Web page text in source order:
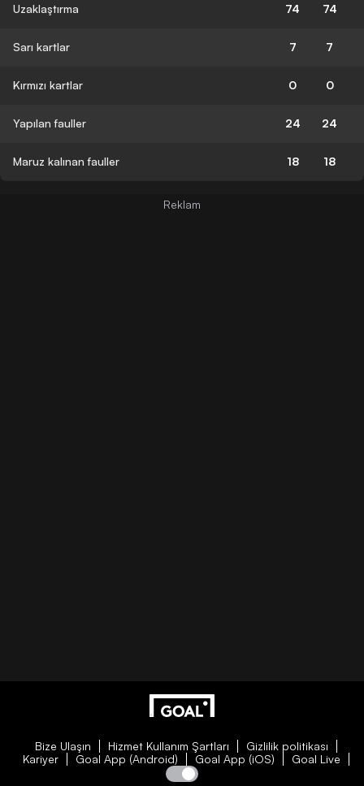
Uzaklaştırma 74 74
Sarı kartlar 7 7
Kırmızı kartlar 0 0
Yapılan fauller 24 24
Maruz kalınan fauller 18 18
Bize Ulaşın Hizmet Kullanım Şartları
Gizlilik politikası
Kariyer
Goal App (Android) Goal App (iOS) Goal Live